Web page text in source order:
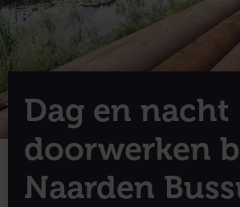
Dag en nacht
doorwerken
Naarden